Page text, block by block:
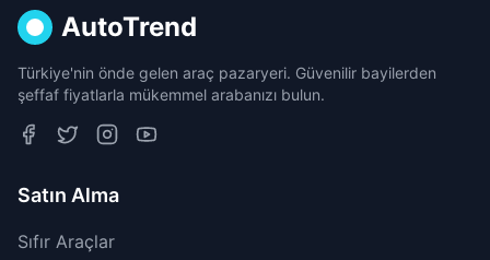
AutoTrend
Türkiye'nin önde gelen araç pazaryeri. Güvenilir bayilerden
şeffaf fiyatlarla mükemmel arabanızı bulun.
Satın Alma
Sıfır Araçlar